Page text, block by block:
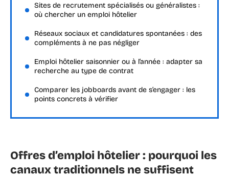
Sites de recrutement spécialisés ou généralistes :
où chercher un emploi hôtelier
Réseaux sociaux et candidatures spontanées : des
compléments à ne pas négliger
Emploi hôtelier saisonnier ou à l’année : adapter sa
recherche au type de contrat
Comparer les jobboards avant de s’engager : les
points concrets à vérifier
Offres d’emploi hôtelier : pourquoi les
canaux traditionnels ne suffisent